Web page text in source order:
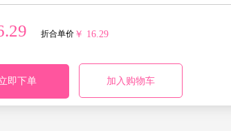
自治区
青海 山东
四川 天津
西藏自治
新疆维吾
折合单价 ￥ 16.29
即下单 加入购物车